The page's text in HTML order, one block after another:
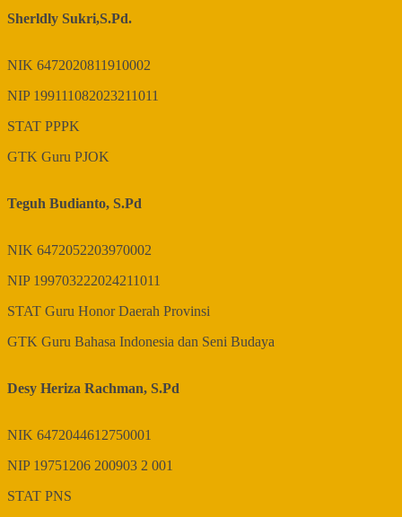
Sherldly Sukri,S.Pd.
NIK 6472020811910002
NIP 199111082023211011
STAT PPPK
GTK Guru PJOK
Teguh Budianto, S.Pd
NIK 6472052203970002
NIP 199703222024211011
STAT Guru Honor Daerah Provinsi
GTK Guru Bahasa Indonesia dan Seni Budaya
Desy Heriza Rachman, S.Pd
NIK 6472044612750001
NIP 19751206 200903 2 001
STAT PNS